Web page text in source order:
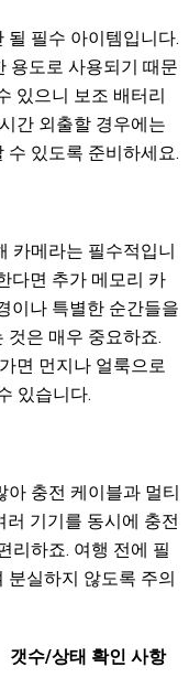
될 필수 아이템입니다.
용도로 사용되기 때문
있으니 보조 배터리
간 외출할 경우에는
수 있도록 준비하세요.
카메라는 필수적입니
다면 추가 메모리 카
이나 특별한 순간들을
것은 매우 중요하죠.
면 먼지나 얼룩으로
있습니다.
충전 케이블과 멀티
기기를 동시에 충전
리하죠. 여행 전에 필
실하지 않도록 주의
갯수/상태 확인 사항